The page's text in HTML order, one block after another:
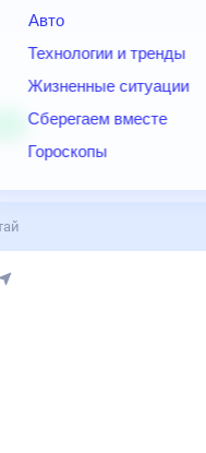
Авто
Технологии и тренды
Жизненные ситуации
Сберегаем вместе
Гороскопы